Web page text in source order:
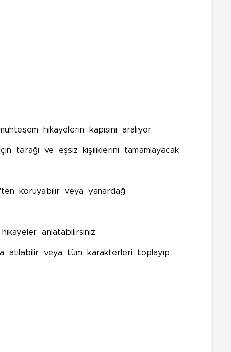
hikayelerin kapısını aralıyor.
tarağı ve eşsiz kişiliklerini tamamlayacak
koruyabilir veya yanardağ
anlatabilirsiniz.
veya tüm karakterleri toplayıp